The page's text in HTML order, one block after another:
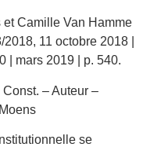
Camille Van Hamme
11 octobre 2018 |
| mars 2019 | p. 540.
– Auteur –
se